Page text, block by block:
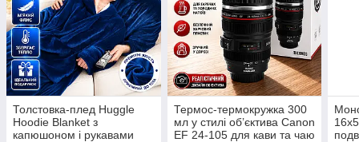
Толстовка-плед Huggle
Hoodie Blanket з
капюшоном і рукавами
Термос-термокружка 300
мл у стилі об’єктива Canon
EF 24-105 для кави та чаю